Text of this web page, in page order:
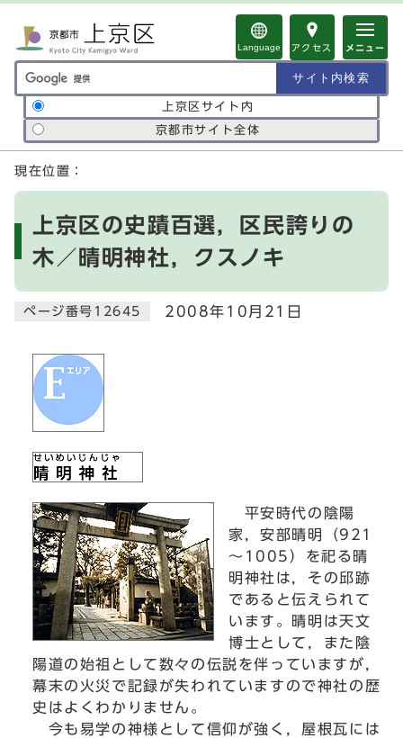
Language アクセス メニュー
サイト内検索の範囲
上京区サイト内
京都市サイト全体
ここから本文です
現在位置：
上京区の史蹟百選，区民誇りの
木／晴明神社，クスノキ
ページ番号12645 2008年10月21日
平安時代の陰陽
家，安部晴明（921
～1005）を祀る晴
明神社は，その邱跡
であると伝えられて
います。晴明は天文
博士として，また陰
陽道の始祖として数々の伝説を伴っていますが，
幕末の火災で記録が失われていますので神社の歴
史はよくわかりません。
今も易学の神様として信仰が強く，屋根瓦には